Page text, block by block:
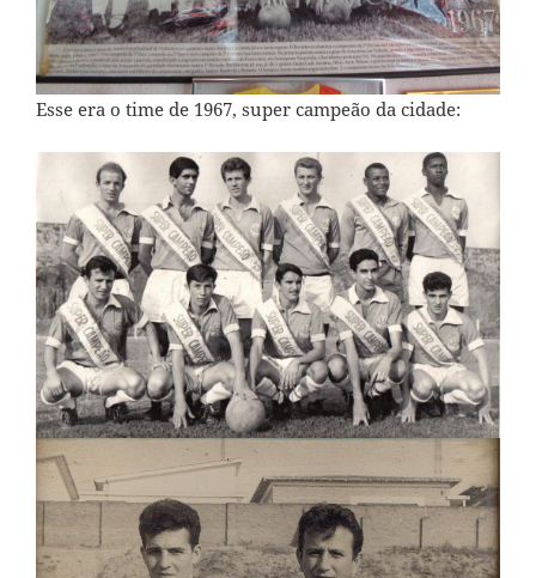
Esse era o time de 1967, super campeão da cidade: